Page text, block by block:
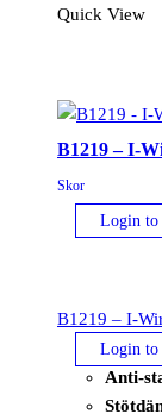
Shoe
SRC
Quick View
B1219 – I-
Skor
Login to
B1219 – I-
Login to
Anti-